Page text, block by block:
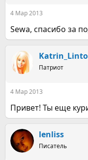
4 Мар 2013
Sewa, спасибо за
Патриот
4 Мар 2013
Привет! Ты еще
lenliss
Писатель